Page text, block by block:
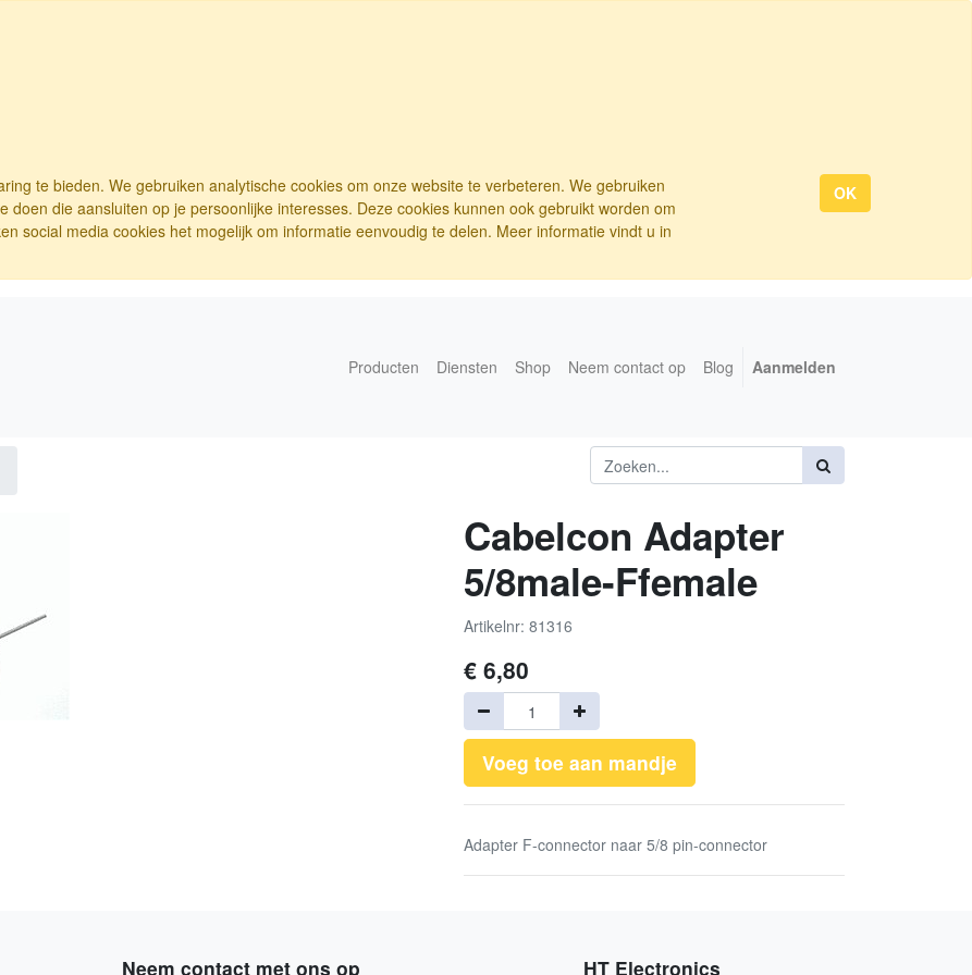
te bieden. We gebruiken analytische cookies om onze website te verbeteren. We gebruiken
die aansluiten op je persoonlijke interesses. Deze cookies kunnen ook gebruikt worden om
social media cookies het mogelijk om informatie eenvoudig te delen. Meer informatie vindt u in
OK
Producten Diensten Shop Neem contact op Blog Aanmelden
Cabelcon Adapter
5/8male-Ffemale
Artikelnr: 81316
€ 6,80
Voeg toe aan mandje
Adapter F-connector naar 5/8 pin-connector
Neem contact met ons op HT Electronics